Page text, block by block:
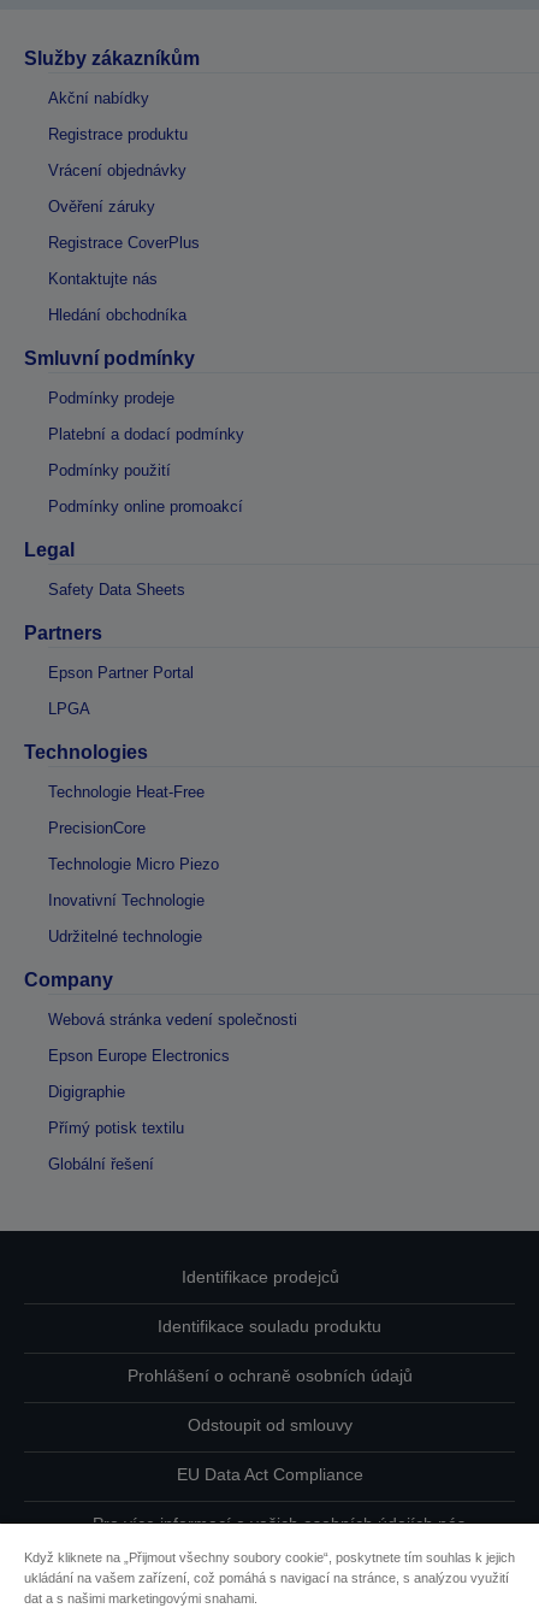
Služby zákazníkům
Akční nabídky
Registrace produktu
Vrácení objednávky
Ověření záruky
Registrace CoverPlus
Kontaktujte nás
Hledání obchodníka
Smluvní podmínky
Podmínky prodeje
Platební a dodací podmínky
Podmínky použití
Podmínky online promoakcí
Legal
Safety Data Sheets
Partners
Epson Partner Portal
LPGA
Technologies
Technologie Heat-Free
PrecisionCore
Technologie Micro Piezo
Inovativní Technologie
Udržitelné technologie
Company
Webová stránka vedení společnosti
Epson Europe Electronics
Digigraphie
Přímý potisk textilu
Globální řešení
Identifikace prodejců
Identifikace souladu produktu
Prohlášení o ochraně osobních údajů
Odstoupit od smlouvy
EU Data Act Compliance
Pro více informací o vašich osobních údajích nás
Informace o souborech cookie
Když kliknete na „Přijmout všechny soubory cookie“, poskytnete tím souhlas k jejich
ukládání na vašem zařízení, což pomáhá s navigací na stránce, s analýzou využití
dat a s našimi marketingovými snahami.